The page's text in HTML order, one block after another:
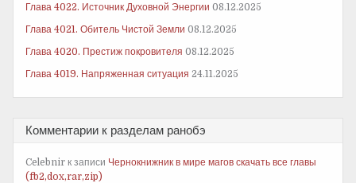
Глава 4022. Источник Духовной Энергии 08.12.2025
Глава 4021. Обитель Чистой Земли 08.12.2025
Глава 4020. Престиж покровителя 08.12.2025
Глава 4019. Напряженная ситуация 24.11.2025
Комментарии к разделам ранобэ
Celebnir к записи Чернокнижник в мире магов скачать все главы
(fb2,dox,rar,zip)